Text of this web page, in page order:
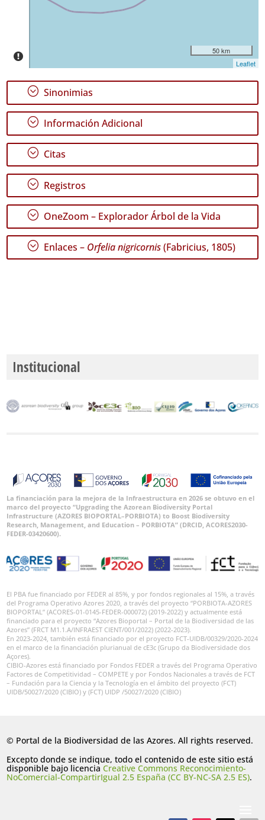
de
P2
P3
Rango
de
Fechas
GBIF -
Ocurrencias
50 km
Leaflet
; Sinonimias
; Información Adicional
; Citas
; Registros
; OneZoom – Explorador Árbol de la Vida
; Enlaces – Orfelia nigricornis(Fabricius, 1805)
Institucional
La financiación para la mejora de la Infraestructura en 2026 se obtuvo en el
marco del proyecto “Upgrading the Azorean Biodiversity Portal
Infrastructure (AZORES BIOPORTAL–PORBIOTA) to Boost Biodiversity
Research, Management, and Education – PORBIOTA” (DRCID, ACORES2030-
FEDER-03420600).
El PBA fue financiado por FEDER al 85%, y por fondos regionales al 15%, a través
del Programa Operativo Azores 2020, a través del proyecto “PORBIOTA-AZORES
BIOPORTAL” (ACORES-01-0145-FEDER-000072) (2019-2022) y actualmente está
financiado para el proyecto “Azores Bioportal – Portal de la Biodiversidad de las
Azores” (FRCT M1.1.A/INFRAEST CIENT/001/2022) (2022-2023).
En 2023-2024, también está financiado por el proyecto FCT-UIDB/00329/2020-2024
en el marco de la financiación plurianual de cE3c (Grupo da Biodiversidade dos
Açores).
CIBIO-Azores está financiado por Fondos FEDER a través del Programa Operativo
Factores de Competitividad – COMPETE y por Fondos Nacionales a través de FCT
– Fundación para la Ciencia y la Tecnología en el ámbito del proyecto (FCT)
UIDB/50027/2020 (CIBIO) y (FCT) UIDP /50027/2020 (CIBIO)
© Portal de la Biodiversidad de las Azores. All rights reserved.
Excepto donde se indique, todo el contenido de este sitio está
disponible bajo licenciaCreative Commons Reconocimiento-
NoComercial-CompartirIgual 2.5 España (CC BY-NC-SA 2.5 ES).